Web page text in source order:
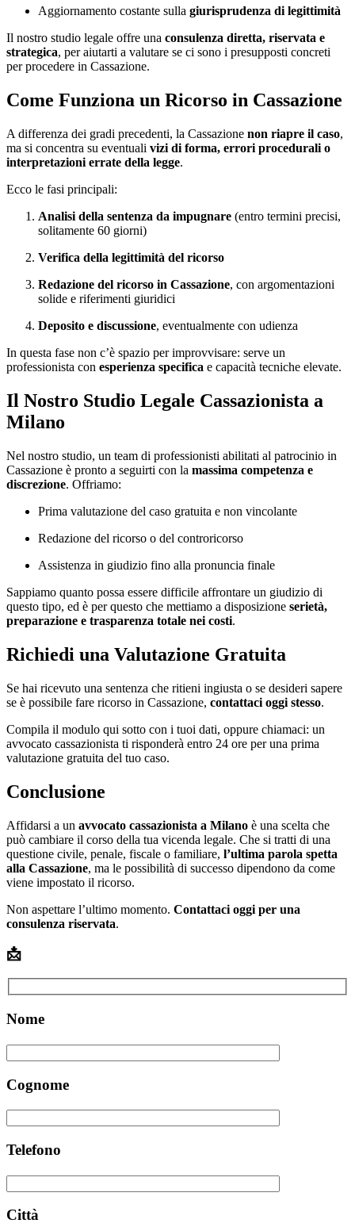
Aggiornamento costante sulla giurisprudenza di legittimità
Il nostro studio legale offre una consulenza diretta, riservata e
strategica, per aiutarti a valutare se ci sono i presupposti concreti
per procedere in Cassazione.
Come Funziona un Ricorso in Cassazione
A differenza dei gradi precedenti, la Cassazione non riapre il caso,
ma si concentra su eventuali vizi di forma, errori procedurali o
interpretazioni errate della legge.
Ecco le fasi principali:
Analisi della sentenza da impugnare (entro termini precisi,
solitamente 60 giorni)
Verifica della legittimità del ricorso
Redazione del ricorso in Cassazione, con argomentazioni
solide e riferimenti giuridici
Deposito e discussione, eventualmente con udienza
In questa fase non c’è spazio per improvvisare: serve un
professionista con esperienza specifica e capacità tecniche elevate.
Il Nostro Studio Legale Cassazionista a
Milano
Nel nostro studio, un team di professionisti abilitati al patrocinio in
Cassazione è pronto a seguirti con la massima competenza e
discrezione. Offriamo:
Prima valutazione del caso gratuita e non vincolante
Redazione del ricorso o del controricorso
Assistenza in giudizio fino alla pronuncia finale
Sappiamo quanto possa essere difficile affrontare un giudizio di
questo tipo, ed è per questo che mettiamo a disposizione serietà,
preparazione e trasparenza totale nei costi.
Richiedi una Valutazione Gratuita
Se hai ricevuto una sentenza che ritieni ingiusta o se desideri sapere
se è possibile fare ricorso in Cassazione, contattaci oggi stesso.
Compila il modulo qui sotto con i tuoi dati, oppure chiamaci: un
avvocato cassazionista ti risponderà entro 24 ore per una prima
valutazione gratuita del tuo caso.
Conclusione
Affidarsi a un avvocato cassazionista a Milano è una scelta che
può cambiare il corso della tua vicenda legale. Che si tratti di una
questione civile, penale, fiscale o familiare, l’ultima parola spetta
alla Cassazione, ma le possibilità di successo dipendono da come
viene impostato il ricorso.
Non aspettare l’ultimo momento. Contattaci oggi per una
consulenza riservata.
📩
Nome
Cognome
Telefono
Città